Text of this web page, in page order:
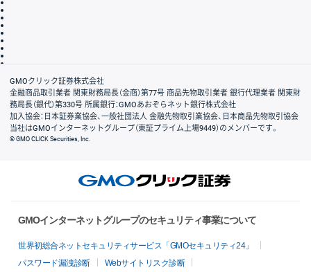
会社案内
GMOクリック証券株式会社
金融商品取引業者 関東財務局長（金商）第77号 商品先物取引業者 銀行代理業者 関東財
務局長（銀代）第330号 所属銀行：GMOあおぞらネット銀行株式会社
加入協会：日本証券業協会、一般社団法人 金融先物取引業協会、日本商品先物取引協会
当社はGMOインターネットグループ（東証プライム上場9449）のメンバーです。
© GMO CLICK Securities, Inc.
GMOインターネットグループのセキュリティ事業について
世界初総合ネットセキュリティサービス「GMOセキュリティ24」
パスワード漏洩診断
Webサイトリスク診断